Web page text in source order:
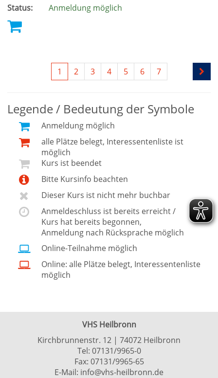
Status:
Anmeldung möglich
1 2 3 4 5 6 7
Legende / Bedeutung der Symbole
Anmeldung möglich
alle Plätze belegt, Interessentenliste ist
möglich
Kurs ist beendet
Bitte Kursinfo beachten
Dieser Kurs ist nicht mehr buchbar
Anmeldeschluss ist bereits erreicht /
Kurs hat bereits begonnen,
Anmeldung nach Rücksprache möglich
Online-Teilnahme möglich
Online: alle Plätze belegt, Interessentenliste
möglich
VHS Heilbronn
Kirchbrunnenstr. 12 | 74072 Heilbronn
Tel: 07131/9965-0
Fax: 07131/9965-65
E-Mail: info@vhs-heilbronn.de